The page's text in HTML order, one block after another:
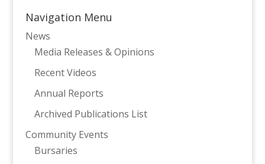
Navigation Menu
News
Media Releases & Opinions
Recent Videos
Annual Reports
Archived Publications List
Community Events
Bursaries